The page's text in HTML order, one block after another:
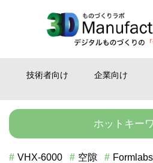
技術者向け 企業向け
ホットキー
VHX-6000 空隙 Formlabs